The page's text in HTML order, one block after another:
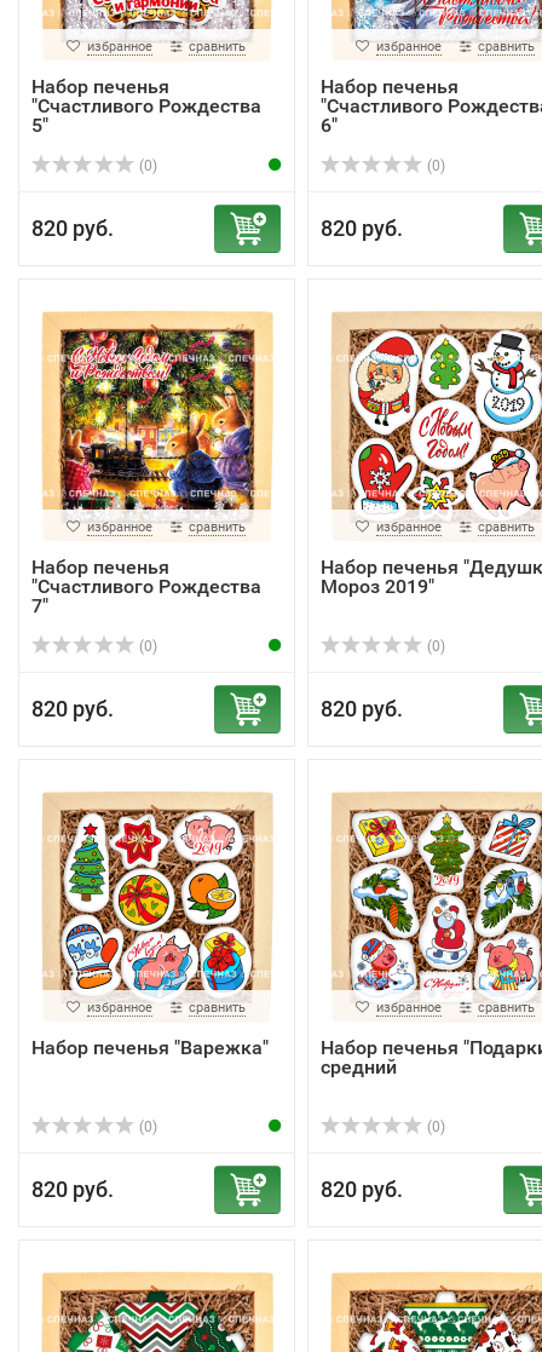
избранное сравнить
Набор печенья
"Счастливого Рождества
5"
(0)
820 руб.
избранное сравнить
Набор печенья
"Счастливого
6"
(0)
820 руб.
избранное сравнить
Набор печенья
"Счастливого Рождества
7"
(0)
820 руб.
избранное сравнить
Набор печенья
Мороз 2019"
(0)
820 руб.
избранное сравнить
Набор печенья "Варежка"
(0)
820 руб.
избранное сравнить
Набор печенья
средний
(0)
820 руб.